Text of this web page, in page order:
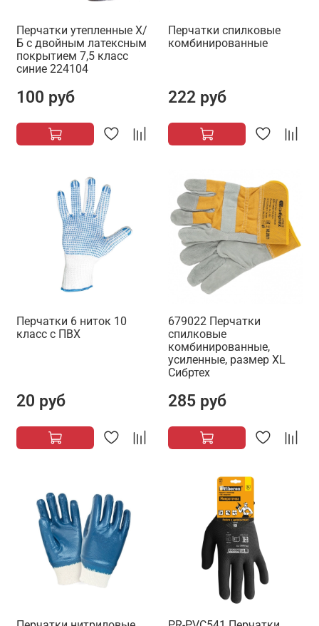
Перчатки утепленные Х/
Б с двойным латексным
покрытием 7,5 класс
синие 224104
100 руб
Перчатки спилковые
комбинированные
222 руб
Перчатки 6 ниток 10
класс с ПВХ
20 руб
679022 Перчатки
спилковые
комбинированные,
усиленные, размер XL
Сибртех
285 руб